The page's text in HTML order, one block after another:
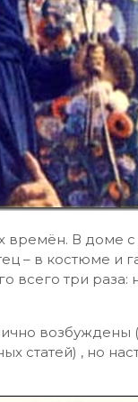
В доме
– в костюме и
всего три
возбуждены
статей) , но